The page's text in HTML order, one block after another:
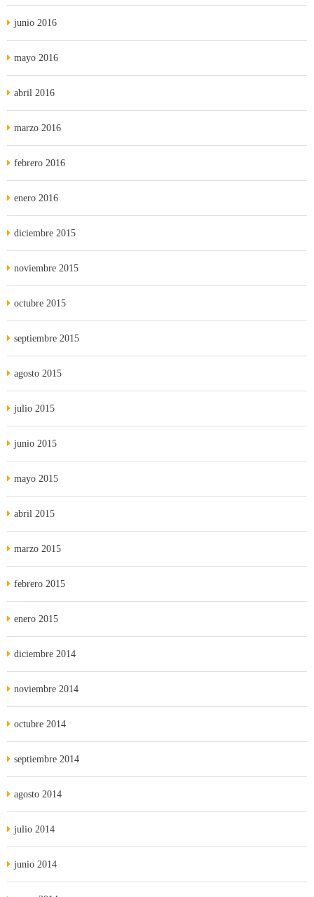
junio 2016
mayo 2016
abril 2016
marzo 2016
febrero 2016
enero 2016
diciembre 2015
noviembre 2015
octubre 2015
septiembre 2015
agosto 2015
julio 2015
junio 2015
mayo 2015
abril 2015
marzo 2015
febrero 2015
enero 2015
diciembre 2014
noviembre 2014
octubre 2014
septiembre 2014
agosto 2014
julio 2014
junio 2014